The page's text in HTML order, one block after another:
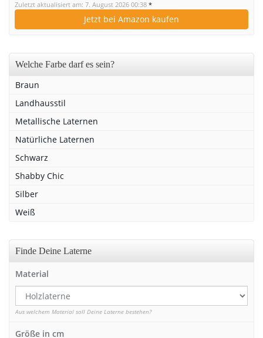
Zuletzt aktualisiert am: 7. August 2026 00:38 *
Jetzt bei Amazon kaufen
Welche Farbe darf es sein?
Braun
Landhausstil
Metallische Laternen
Natürliche Laternen
Schwarz
Shabby Chic
Silber
Weiß
Finde Deine Laterne
Material
Aus welchem Material soll Deine Laterne bestehen?
Größe in cm